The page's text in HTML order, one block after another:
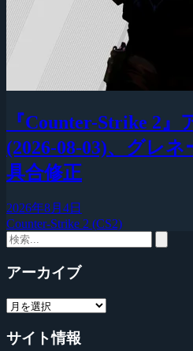
『Counter-Strike 2』
(2026-08-03)、グレ
具合修正
2026年8月4日
Counter-Strike 2 (CS2)
アーカイブ
サイト情報